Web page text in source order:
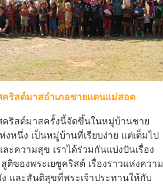
คริสต์มาสอำเภอชายแดนแม่สอด
คริสต์มาสครั้งนี้จัดขึ้นในหมู่บ้านชาย
งหนึ่ง เป็นหมู่บ้านที่เรียบง่าย แต่เต็มไป
ะความสุข เราได้ร่วมกันแบ่งปันเรื่อง
ติของพระเยซูคริสต์ เรื่องราวแห่งความ
และสันติสุขที่พระเจ้าประทานให้กับ